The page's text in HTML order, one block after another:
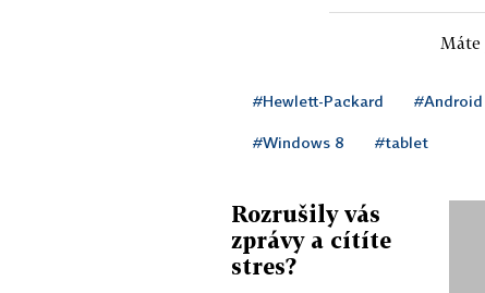
Máte
#Hewlett-Packard #Android
#Windows 8 #tablet
Rozrušily vás
zprávy a cítíte
stres?